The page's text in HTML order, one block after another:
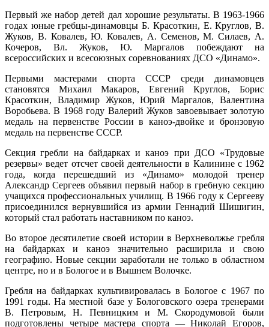
Первый же набор детей дал хорошие результаты. В 1963-1966
годах юные гребцы-динамовцы Б. Красоткин, Е. Круглов, В.
Жуков, В. Ковалев, Ю. Ковалев, А. Семенов, М. Силаев, А.
Кочеров, Вл. Жуков, Ю. Маргалов побеждают на
всероссийских и всесоюзных соревнованиях ДСО «Динамо».
Первыми мастерами спорта СССР среди динамовцев
становятся Михаил Макаров, Евгений Круглов, Борис
Красоткин, Владимир Жуков, Юрий Маргалов, Валентина
Воробьева. В 1968 году Валерий Жуков завоевывает золотую
медаль на первенстве России в каноэ-двойке и бронзовую
медаль на первенстве СССР.
Секция гребли на байдарках и каноэ при ДСО «Трудовые
резервы» ведет отсчет своей деятельности в Калинине с 1962
года, когда перешедший из «Динамо» молодой тренер
Александр Сергеев объявил первый набор в гребную секцию
учащихся профессиональных училищ. В 1966 году к Сергееву
присоединился вернувшийся из армии Геннадий Шишигин,
который стал работать наставником по каноэ.
Во второе десятилетие своей истории в Верхневолжье гребля
на байдарках и каноэ значительно расширила и свою
географию. Новые секции заработали не только в областном
центре, но и в Бологое и в Вышнем Волочке.
Гребля на байдарках культивировалась в Бологое с 1967 по
1991 годы. На местной базе у Бологовского озера тренерами
В. Петровым, Н. Певницким и М. Скородумовой были
подготовлены четыре мастера спорта — Николай Егоров,